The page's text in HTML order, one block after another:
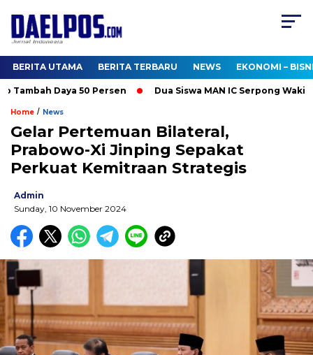
BERITA UTAMA BERITA TERBARU NEWS EKONOMI –
Daya 50 Persen Dua Siswa MAN IC Serpong Wakili
Home / News
Gelar Pertemuan Bilateral,
Prabowo-Xi Jinping Sepakat
Perkuat Kemitraan Strategis
Admin
Sunday, 10 November 2024